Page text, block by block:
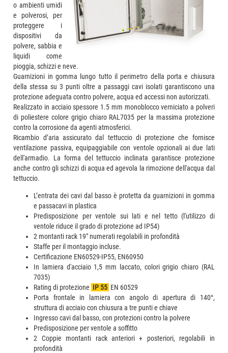
o ambienti umidi
e polverosi, per
proteggere i
dispositivi da
polvere, sabbia e
liquidi come
pioggia, schizzi e neve.
Guarnizioni in gomma lungo tutto il perimetro della porta e chiusura
della stessa su 3 punti oltre a passaggi cavi isolati garantiscono una
protezione adeguata contro polvere, acqua ed accessi non autorizzati.
Realizzato in acciaio spessore 1.5 mm monoblocco verniciato a polveri
di poliestere colore grigio chiaro RAL7035 per la massima protezione
contro la corrosione da agenti atmosferici.
Ricambio d’aria assicurato dal tettuccio di protezione che fornisce
ventilazione passiva, equipaggiabile con ventole opzionali ai due lati
dell'armadio. La forma del tettuccio inclinata garantisce protezione
anche contro gli schizzi di acqua ed agevola la rimozione dell'acqua dal
tettuccio.
L’entrata dei cavi dal basso è protetta da guarnizioni in gomma
e passacavi in plastica
Predisposizione per ventole sui lati e nel tetto (l'utilizzo di
ventole riduce il grado di protezione ad IP54)
2 montanti rack 19" numerati regolabili in profondità
Staffe per il montaggio incluse.
Certificazione EN60529-IP55, EN60950
In lamiera d'acciaio 1,5 mm laccato, colori grigio chiaro (RAL
7035)
Rating di protezione IP 55 EN 60529
Porta frontale in lamiera con angolo di apertura di 140°,
struttura di acciaio con chiusura a tre punti e chiave
Ingresso cavi dal basso, con protezioni contro la polvere
Predisposizione per ventole a soffitto
2 Coppie montanti rack anteriori + posteriori, regolabili in
profondità